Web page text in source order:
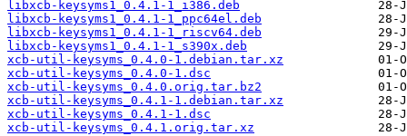
libxcb-keysyms1_0.4.1-1_i386.deb
libxcb-keysyms1_0.4.1-1_ppc64el.deb
libxcb-keysyms1_0.4.1-1_riscv64.deb
libxcb-keysyms1_0.4.1-1_s390x.deb
xcb-util-keysyms_0.4.0-1.debian.tar.xz
xcb-util-keysyms_0.4.0-1.dsc
xcb-util-keysyms_0.4.0.orig.tar.bz2
xcb-util-keysyms_0.4.1-1.debian.tar.xz
xcb-util-keysyms_0.4.1-1.dsc
xcb-util-keysyms_0.4.1.orig.tar.xz